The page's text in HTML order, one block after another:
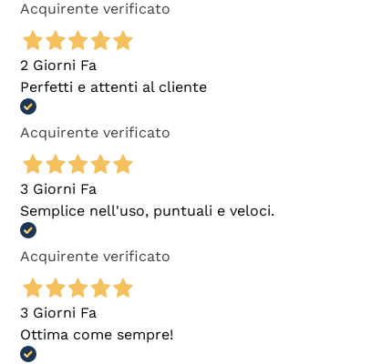
Acquirente verificato
2 Giorni Fa
Perfetti e attenti al cliente
Acquirente verificato
3 Giorni Fa
Semplice nell'uso, puntuali e veloci.
Acquirente verificato
3 Giorni Fa
Ottima come sempre!